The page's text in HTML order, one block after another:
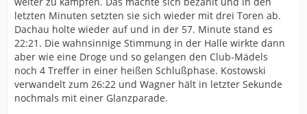
letzten Minuten setzten sie sich wieder mit drei Toren ab.
Dachau holte wieder auf und in der 57. Minute stand es
22:21. Die wahnsinnige Stimmung in der Halle wirkte dann
aber wie eine Droge und so gelangen den Club-Mädels
noch 4 Treffer in einer heißen Schlußphase. Kostowski
verwandelt zum 26:22 und Wagner hält in letzter Sekunde
nochmals mit einer Glanzparade.